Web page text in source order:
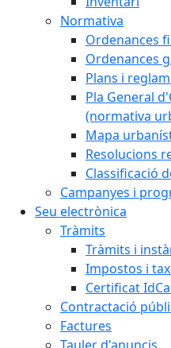
Normativa
Ordenances
Ordenances
Plans i
Pla General
(normativa
Mapa
Resolucions
Classificació
Campanyes i
Seu electrònica
Tràmits
Tràmits i
Impostos i
Certificat
Contractació
Factures